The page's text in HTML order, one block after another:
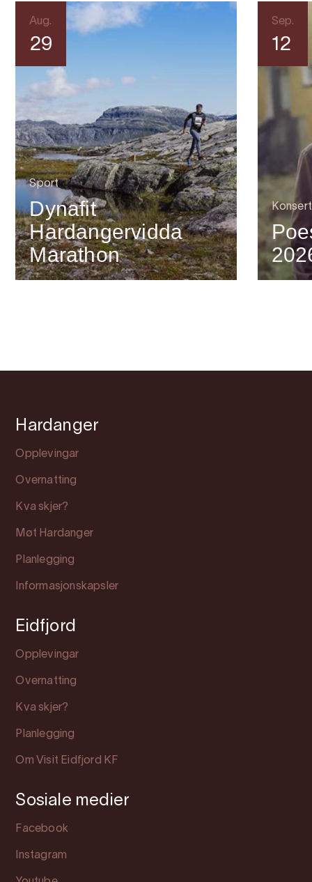
Aug.
29
Sport
Dynafit
Hardangervidda
Marathon
Sep.
12
Konsert
Hardanger
Opplevingar
Overnatting
Kva skjer?
Møt Hardanger
Planlegging
Informasjonskapsler
Eidfjord
Opplevingar
Overnatting
Kva skjer?
Planlegging
Om Visit Eidfjord KF
Sosiale medier
Facebook
Instagram